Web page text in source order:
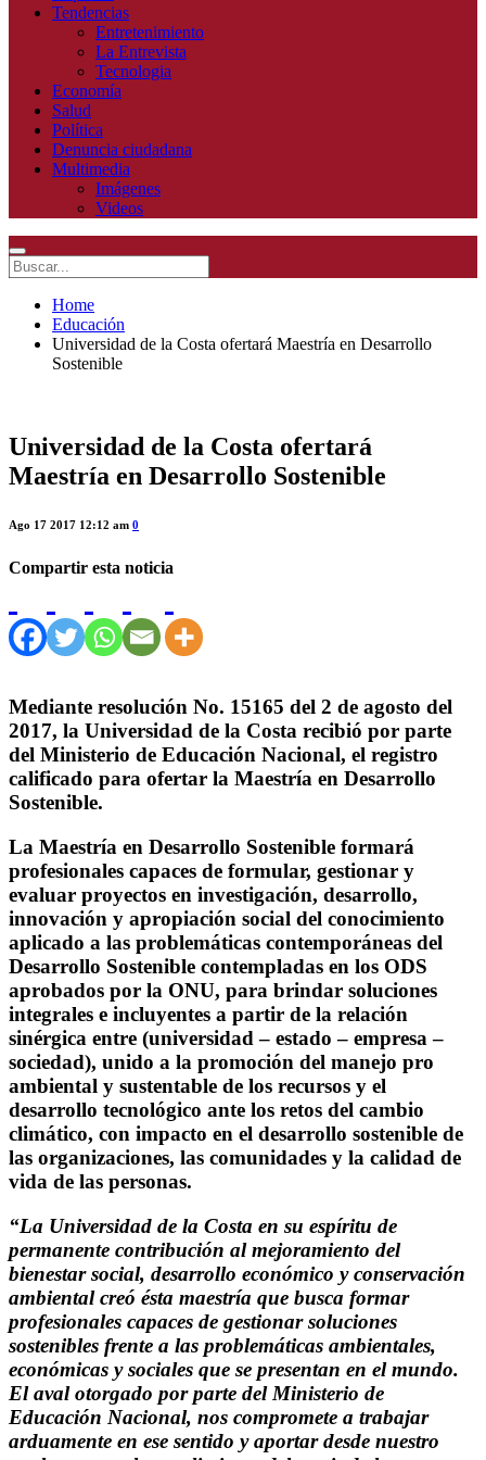
Tendencias
Entretenimiento
La Entrevista
Tecnologia
Economía
Salud
Política
Denuncia ciudadana
Multimedia
Imágenes
Videos
Home
Educación
Universidad de la Costa ofertará Maestría en Desarrollo
Sostenible
Universidad de la Costa ofertará
Maestría en Desarrollo Sostenible
Ago 17 2017 12:12 am 0
Compartir esta noticia
Mediante resolución No. 15165 del 2 de agosto del
2017, la Universidad de la Costa recibió por parte
del Ministerio de Educación Nacional, el registro
calificado para ofertar la Maestría en Desarrollo
Sostenible.
La Maestría en Desarrollo Sostenible formará
profesionales capaces de formular, gestionar y
evaluar proyectos en investigación, desarrollo,
innovación y apropiación social del conocimiento
aplicado a las problemáticas contemporáneas del
Desarrollo Sostenible contempladas en los ODS
aprobados por la ONU, para brindar soluciones
integrales e incluyentes a partir de la relación
sinérgica entre (universidad – estado – empresa –
sociedad), unido a la promoción del manejo pro
ambiental y sustentable de los recursos y el
desarrollo tecnológico ante los retos del cambio
climático, con impacto en el desarrollo sostenible de
las organizaciones, las comunidades y la calidad de
vida de las personas.
“La Universidad de la Costa en su espíritu de
permanente contribución al mejoramiento del
bienestar social, desarrollo económico y conservación
ambiental creó ésta maestría que busca formar
profesionales capaces de gestionar soluciones
sostenibles frente a las problemáticas ambientales,
económicas y sociales que se presentan en el mundo.
El aval otorgado por parte del Ministerio de
Educación Nacional, nos compromete a trabajar
arduamente en ese sentido y aportar desde nuestro